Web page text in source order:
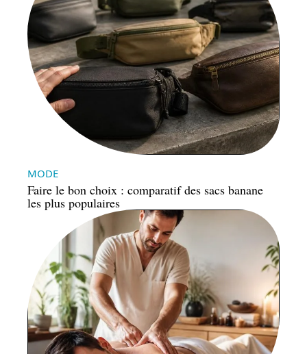
MODE
Faire le bon choix : comparatif des sacs banane
les plus populaires